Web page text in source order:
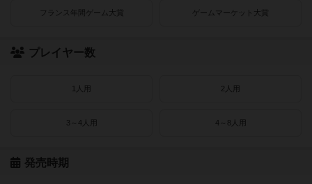
フランス年間ゲーム大賞 ゲームマーケット大賞
プレイヤー数
1人用 2人用
3～4人用 4～8人用
発売時期